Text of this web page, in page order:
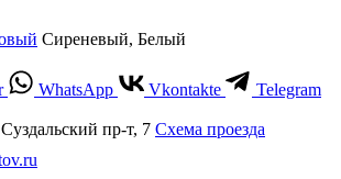
Сиреневый, Белый
WhatsApp Vkontakte Telegram
пр-т, 7 Cхема проезда